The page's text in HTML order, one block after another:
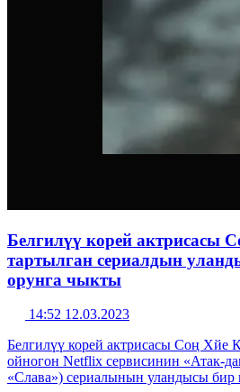
Белгилүү корей актрисасы
тартылган сериалдын
орунга чыкты
14:52 12.03.2023
Белгилүү корей актрисасы Соң Хйе
ойногон Netflix сервисинин «Атак-
«Слава») сериалынын уландысы бир